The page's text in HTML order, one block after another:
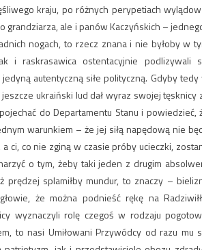
kraju, po różnych perypetiach
grandziarza, ale i panów Kaczyńskich –
nogach, to rzecz znana i nie byłoby w
i raskrasawica ostentacyjnie podlizywali
autentyczną siłe polityczną. Gdyby tedy
ukraiński lud dał wyraz swojej tęsknicy
do Departamentu Stanu i powiedzieć,
warunkiem – że jej siłą napędową nie
ci, co nie zginą w czasie próby ucieczki,
o tym, żeby taki jeden z drugim
prędzej splamiłby mundur, to znaczy –
że można podnieść rękę na
wyznaczyli rolę czegoś w rodzaju
to nasi Umiłowani Przywódcy od razu mu